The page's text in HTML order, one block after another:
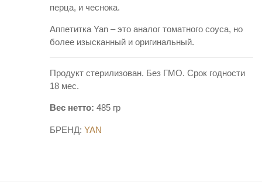
перца, и чеснока.
Аппетитка Yan – это аналог томатного соуса, но
более изысканный и оригинальный.
Продукт стерилизован. Без ГМО. Срок годности
18 мес.
Вес нетто: 485 гр
БРЕНД: YAN